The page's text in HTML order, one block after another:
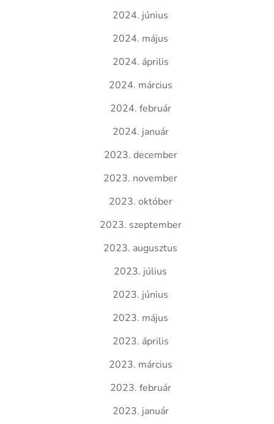
2024. június
2024. május
2024. április
2024. március
2024. február
2024. január
2023. december
2023. november
2023. október
2023. szeptember
2023. augusztus
2023. július
2023. június
2023. május
2023. április
2023. március
2023. február
2023. január